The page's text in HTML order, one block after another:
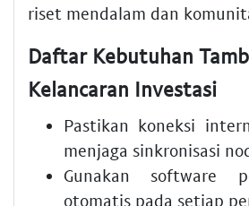
riset mendalam dan
Daftar Kebutuhan
Kelancaran Investasi
Pastikan koneksi
menjaga sinkronisasi
Gunakan software
otomatis pada setiap